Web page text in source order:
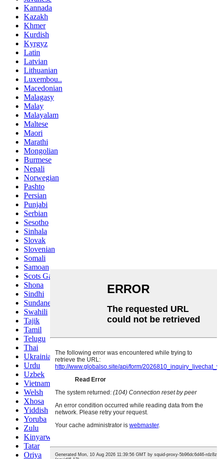
Kannada
Kazakh
Khmer
Kurdish
Kyrgyz
Latin
Latvian
Lithuanian
Luxembou..
Macedonian
Malagasy
Malay
Malayalam
Maltese
Maori
Marathi
Mongolian
Burmese
Nepali
Norwegian
Pashto
Persian
Punjabi
Serbian
Sesotho
Sinhala
Slovak
Slovenian
Somali
Samoan
Scots Gaelic
Shona
Sindhi
Sundanese
Swahili
Tajik
Tamil
Telugu
Thai
Ukrainian
Urdu
Uzbek
Vietnamese
Welsh
Xhosa
Yiddish
Yoruba
Zulu
Kinyarwanda
Tatar
Oriya